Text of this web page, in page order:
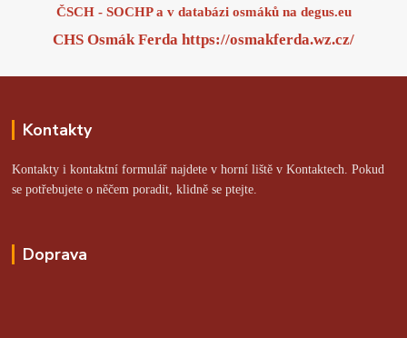
ČSCH - SOCHP a v databázi osmáků na degus.eu
CHS Osmák Ferda https://osmakferda.wz.cz/
Kontakty
Kontakty i kontaktní formulář najdete v horní liště v Kontaktech. Pokud
se potřebujete o něčem poradit, klidně se ptejte.
Doprava